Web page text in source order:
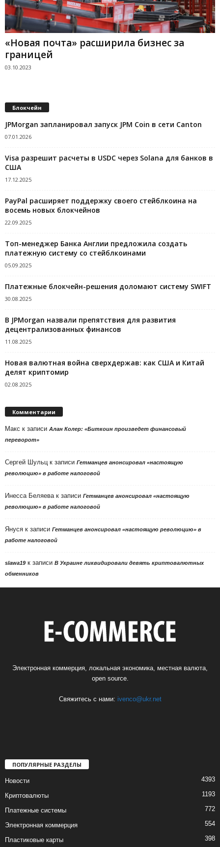
«Новая почта» расширила бизнес за
границей
03.10.2023
Блокчейн
JPMorgan запланировал запуск JPM Coin в сети Canton
07.01.2026
Visa разрешит расчеты в USDC через Solana для банков в
США
17.12.2025
PayPal расширяет поддержку своего стейблкоина на
восемь новых блокчейнов
22.09.2025
Топ-менеджер Банка Англии предложила создать
платежную систему со стейблкоинами
05.09.2025
Платежные блокчейн-решения доломают систему SWIFT
30.08.2025
В JPMorgan назвали препятствия для развития
децентрализованных финансов
11.08.2025
Новая валютная война сверхдержав: как США и Китай
делят криптомир
02.08.2025
Комментарии
Макс к записи Алан Колер: «Биткоин произведет финансовый
переворот»
Сергей Шульц к записи Гетманцев анонсировал «настоящую
революцию» в работе налоговой
Инесса Беляева к записи Гетманцев анонсировал «настоящую
революцию» в работе налоговой
Януся к записи Гетманцев анонсировал «настоящую революцию» в
работе налоговой
slawa19 к записи В Украине ликвидировали девять криптовалютных
обменников
Электронная коммерция, локальная экономика, местная валюта,
open source.
Свяжитесь с нами: ivenco@ukr.net
ПОПУЛЯРНЫЕ РАЗДЕЛЫ
Новости 4393
Криптовалюты 1193
Платежные системы 772
Электронная коммерция 554
Пластиковые карты 398